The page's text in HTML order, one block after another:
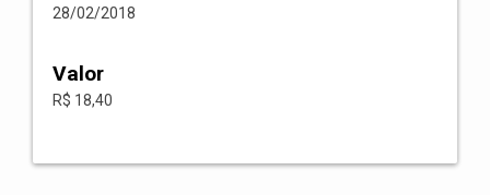
28/02/2018
Valor
R$ 18,40